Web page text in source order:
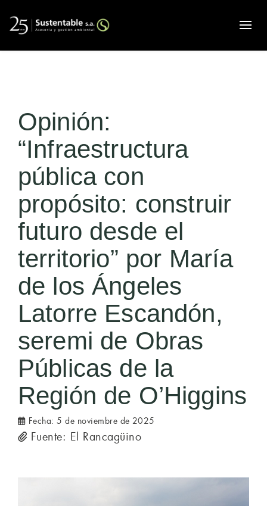
Opinión:
“Infraestructura
pública con
propósito: construir
futuro desde el
territorio” por María
de los Ángeles
Latorre Escandón,
seremi de Obras
Públicas de la
Región de O’Higgins
Fecha:5 de noviembre de 2025
Fuente: El Rancagüino